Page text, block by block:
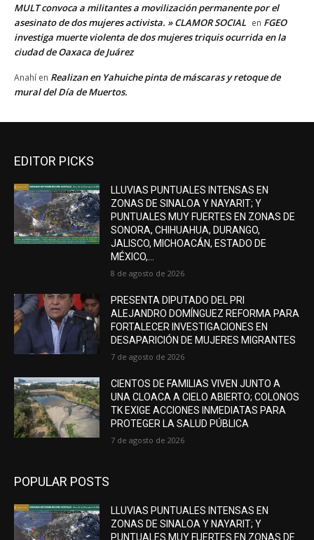
MULT convoca a militantes a movilización permanente por el
asesinato de dos mujeres activista. » CLAMOR SOCIAL en FGEO
investiga muerte violenta de dos mujeres triquis ocurrida en la
ciudad de Oaxaca de Juárez
Anahí en Realizan en Yahuiche pinta de máscaras y retoque de
mural del Día de Muertos.
EDITOR PICKS
LLUVIAS PUNTUALES INTENSAS EN
ZONAS DE SINALOA Y NAYARIT; Y
PUNTUALES MUY FUERTES EN ZONAS DE
SONORA, CHIHUAHUA, DURANGO,
JALISCO, MICHOACÁN, ESTADO DE
MÉXICO,...
8 de agosto de 2026
PRESENTA DIPUTADO DEL PRI
ALEJANDRO DOMÍNGUEZ REFORMA PARA
FORTALECER INVESTIGACIONES EN
DESAPARICIÓN DE MUJERES MIGRANTES
7 de agosto de 2026
CIENTOS DE FAMILIAS VIVEN JUNTO A
UNA CLOACA A CIELO ABIERTO; COLONOS
TK EXIGE ACCIONES INMEDIATAS PARA
PROTEGER LA SALUD PÚBLICA
7 de agosto de 2026
POPULAR POSTS
LLUVIAS PUNTUALES INTENSAS EN
ZONAS DE SINALOA Y NAYARIT; Y
PUNTUALES MUY FUERTES EN ZONAS DE